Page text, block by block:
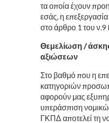
τα οποία έχουν
εσάς, η
στο άρθρο 1 του ν.9
Θεμελίωση /
αξιώσεων
Στο βαθμό που η
κατηγοριών
αφορούν μας
υπεράσπιση
ΓΚΠΔ αποτελεί τη